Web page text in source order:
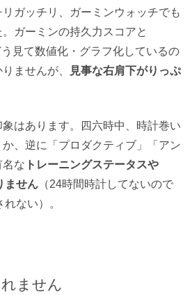
ガッチリ、ガーミンウォッチでも
ガーミンの持久力スコアと
見て数値化・グラフ化しているの
ませんが、
見事な右肩下がりっぷ
はあります。四六時中、時計巻い
、逆に「プロダクティブ」「アン
名な トレーニングステータスや
ません （24時間時計してないので
ない）。
ません